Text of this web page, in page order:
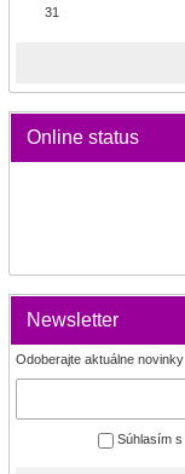
31
Online status
Newsletter
Odoberajte aktuálne novinky
Súhlasím s